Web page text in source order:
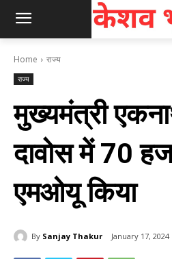
Home राज्य
राज्य
मुख्यमंत्री
दावोस में 70
एमओयू किया
By Sanjay Thakur January 17, 2024